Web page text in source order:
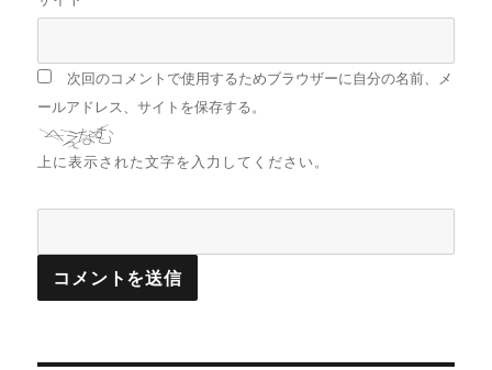
次回のコメントで使用するためブラウザーに自分の名前、メ
ールアドレス、サイトを保存する。
上に表示された文字を入力してください。